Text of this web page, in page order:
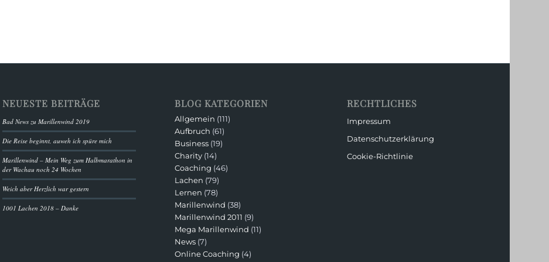
NEUESTE BEITRÄGE
Bad News zu Marillenwind 2019
Die Reise beginnt, auweh ich spüre mich
Marillenwind – Mein Weg zum Halbmarathon in
der Wachau noch 24 Wochen
Weich aber Herzlich war gestern
1001 Lachen 2018 – Danke
BLOG KATEGORIEN
Allgemein (111)
Aufbruch (61)
Business (19)
Charity (14)
Coaching (46)
Lachen (79)
Lernen (78)
Marillenwind (38)
Marillenwind 2011 (9)
Mega Marillenwind (11)
News (7)
Online Coaching (4)
RECHTLICHES
Impressum
Datenschutzerklärung
Cookie-Richtlinie